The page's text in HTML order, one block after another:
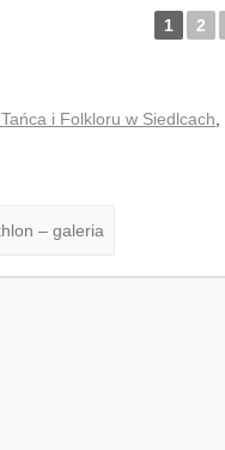
1 2
i Folkloru w Siedlcach
– galeria